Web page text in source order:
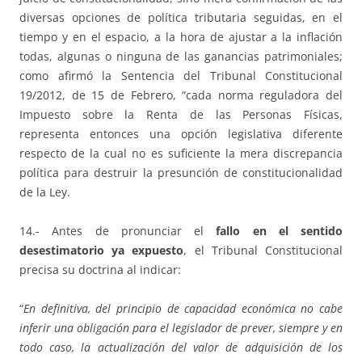
diversas opciones de política tributaria seguidas, en el
tiempo y en el espacio, a la hora de ajustar a la inflación
todas, algunas o ninguna de las ganancias patrimoniales;
como afirmó la Sentencia del Tribunal Constitucional
19/2012, de 15 de Febrero, “cada norma reguladora del
Impuesto sobre la Renta de las Personas Físicas,
representa entonces una opción legislativa diferente
respecto de la cual no es suficiente la mera discrepancia
política para destruir la presunción de constitucionalidad
de la Ley.
14.- Antes de pronunciar elfallo en el sentido
desestimatorio ya expuesto, el Tribunal Constitucional
precisa su doctrina al indicar:
“En definitiva, del principio de capacidad económica no cabe
inferir una obligación para el legislador de prever, siempre y en
todo caso, la actualización del valor de adquisición de los